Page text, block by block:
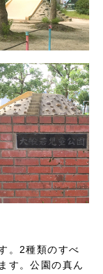
。2種類のすべ
す。公園の真ん